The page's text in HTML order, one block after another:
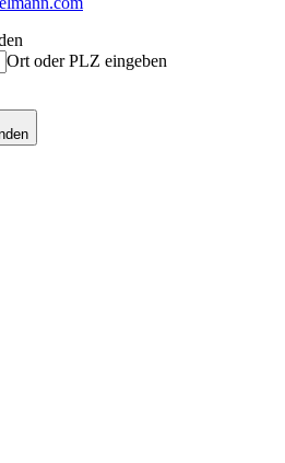
Ort oder PLZ eingeben